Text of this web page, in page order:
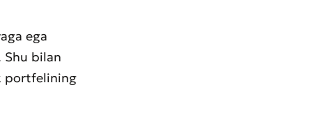
ega
Shu bilan
portfelining